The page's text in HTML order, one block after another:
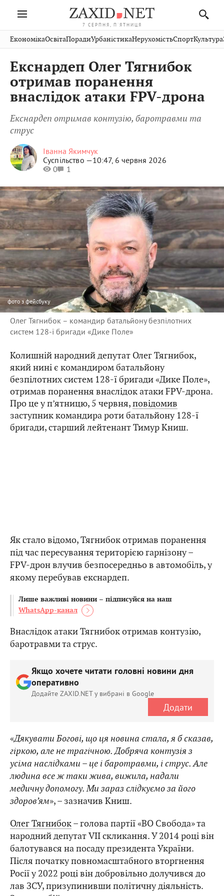
7 СЕРПНЯ, П'ЯТНИЦЯ
Івано-
Франківськ
Волинь
Закарпаття
Рівне
Чернівці
Шептицький
Стрий
Хмельницький
Вінниця
Публікації
Авто СловкоКультура
Кіно Дім СпортКраєзнавство
ФотоОсвіта
тварини
ЕкономікаОсвітаПорадиУрбаністикаНерухомістьСпортКультура
Екснардеп Олег Тягнибок
отримав поранення
внаслідок атаки FPV-дрона
Екснардеп отримав контузію, баротравми та
струс
Іванна Якимчук
Суспільство —10:47, 6 червня 2026
0
1
фотоз фейсбуку
Олег Тягнибок – командир батальйону безпілотних
систем 128-ї бригади «Дике Поле»
Колишній народний депутат Олег Тягнибок,
який нині є командиром батальйону
безпілотних систем 128-ї бригади «Дике Поле»,
отримав поранення внаслідок атаки FPV-дрона.
Про це у п’ятницю, 5 червня,повідомив
заступник командира роти батальйону 128-ї
бригади, старший лейтенант Тимур Книш.
Як стало відомо, Тягнибок отримав поранення
під час пересування територією гарнізону –
FPV-дрон влучив безпосередньо в автомобіль, у
якому перебував екснардеп.
Лише важливі новини – підписуйся на наш
WhatsApp-канал
Внаслідок атаки Тягнибок отримав контузію,
баротравми та струс.
Якщо хочете читати головні новини дня
оперативно
Додайте ZAXID.NET у вибрані в Google
Додати
«Дякувати Богові, що ця новина стала, я б сказав,
гіркою, але не трагічною. Добряча контузія з
усіма наслідками – це і баротравми, і струс. Але
людина все ж таки жива, вижила, надали
медичну допомогу. Ми зараз слідкуємо за його
здоров’ям», – зазначив Книш.
Олег Тягнибок– голова партії «ВО Свобода» та
народний депутат VII скликання. У 2014 році він
балотувався на посаду президента України.
Після початку повномасштабного вторгнення
Росії у 2022 році він добровільно долучився до
лав ЗСУ, призупинивши політичну діяльність.